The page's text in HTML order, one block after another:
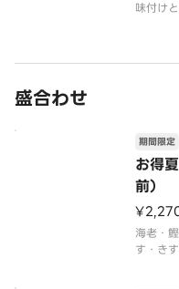
味付け
盛合わせ
お得
前）
期間限定
海老・
す・き